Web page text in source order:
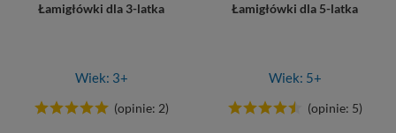
Łamigłówki dla 3-latka
Wiek: 3+
(opinie: 2)
Łamigłówki dla 5-latka
Wiek: 5+
(opinie: 5)